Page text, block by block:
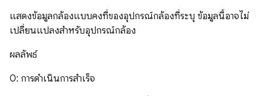
แสดงข้อมูลกล้องแบบคงที่ของอุปกรณ์กล้องที่ระบุ ข้อมูลนี้อาจไม่
เปลี่ยนแปลงสำหรับอุปกรณ์กล้อง
ผลลัพธ์
0: การดำเนินการสำเร็จ